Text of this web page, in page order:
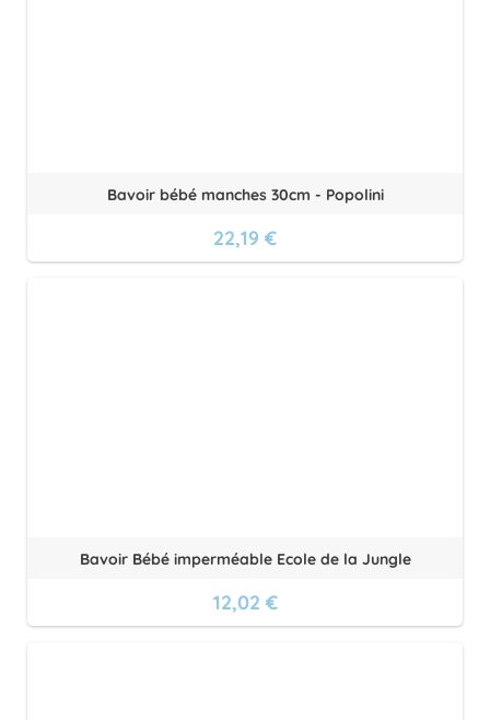
Bavoir bébé manches 30cm - Popolini
22,19 €
Bavoir Bébé imperméable Ecole de la Jungle
12,02 €